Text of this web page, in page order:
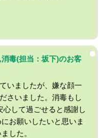
毒(担当：坂下)のお客
いましたが、嫌な顔一
さいました。消毒もし
して過ごせると感謝し
お願いしたいと思いま
した。